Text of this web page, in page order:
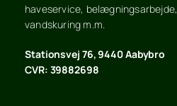
haveservice,
vandskuring m.m.
Stationsvej 76, 9440 Aabybro
CVR: 39882698